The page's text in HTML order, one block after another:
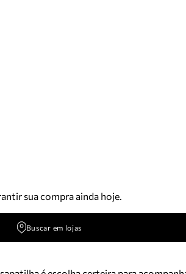
sua compra ainda hoje.
Buscar em lojas